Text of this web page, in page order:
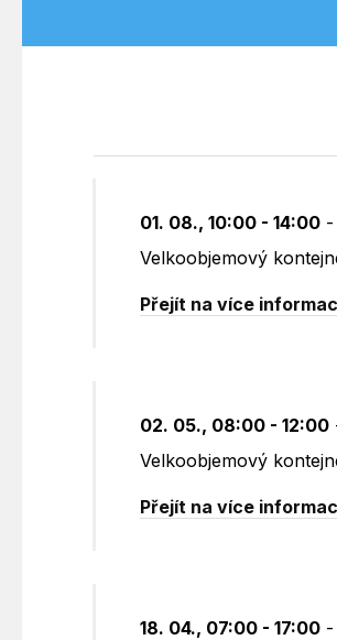
01. 08., 10:00 - 14:00 -
Velkoobjemový
Přejít na více
02. 05., 08:00 - 12:00
Velkoobjemový
Přejít na více
18. 04., 07:00 - 17:00